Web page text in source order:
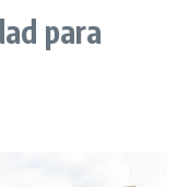
para